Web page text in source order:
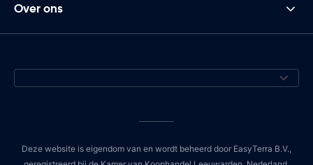
Over ons
Deze website is eigendom van en wordt beheerd door EasyTerra B.V.,